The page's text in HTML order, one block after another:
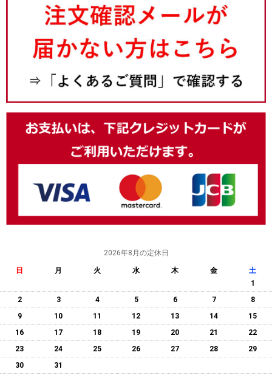
2026年8月の定休日
日 月 火 水 木 金
土
1
2
3 4 5 6 7
8
9
10 11 12 13 14
15
16
17 18 19 20 21
22
23
24 25 26 27 28
29
30
31